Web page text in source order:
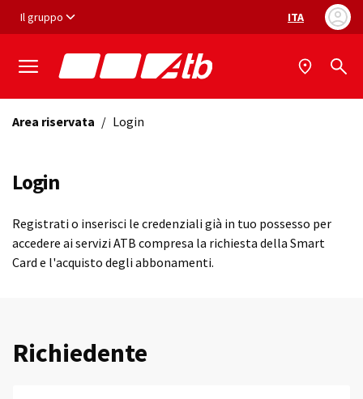
Vai ai contenuti
Vai al footer
Il gruppo Selezione
ITA
Area riservata / Login
Login
Registrati o inserisci le credenziali già in tuo possesso per
accedere ai servizi ATB compresa la richiesta della Smart
Card e l'acquisto degli abbonamenti.
Richiedente